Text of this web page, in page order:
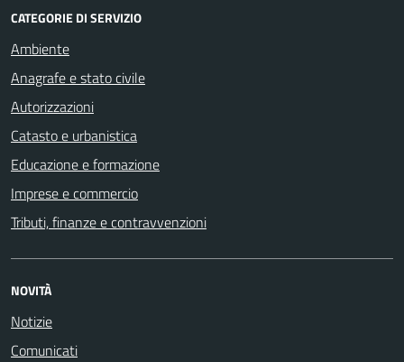
CATEGORIE DI SERVIZIO
Ambiente
Anagrafe e stato civile
Autorizzazioni
Catasto e urbanistica
Educazione e formazione
Imprese e commercio
Tributi, finanze e contravvenzioni
NOVITÀ
Notizie
Comunicati